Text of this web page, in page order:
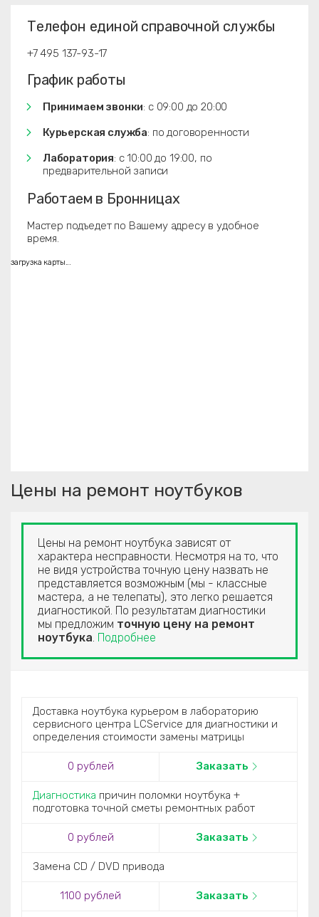
Телефон единой справочной службы
+7 495 137-93-17
График работы
Принимаем звонки: с 09:00 до 20:00
Курьерская служба: по договоренности
Лаборатория: с 10:00 до 19:00, по
предварительной записи
Работаем в Бронницах
Мастер подъедет по Вашему адресу в удобное
время.
загрузка карты...
Цены на ремонт ноутбуков
Цены на ремонт ноутбука зависят от
характера несправности. Несмотря на то, что
не видя устройства точную цену назвать не
представляется возможным (мы - классные
мастера, а не телепаты), это легко решается
диагностикой. По результатам диагностики
мы предложим точную цену на ремонт
ноутбука. Подробнее
Доставка ноутбука курьером в лабораторию
сервисного центра LCService для диагностики и
определения стоимости замены матрицы
0 рублей Заказать
Диагностика причин поломки ноутбука +
подготовка точной сметы ремонтных работ
0 рублей Заказать
Замена CD / DVD привода
1100 рублей Заказать